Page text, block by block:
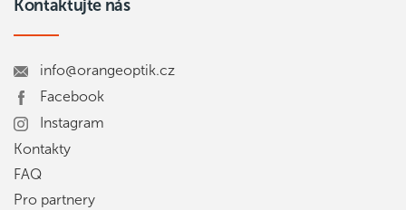
Kontaktujte nás
info@orangeoptik.cz
Facebook
Instagram
Kontakty
FAQ
Pro partnery